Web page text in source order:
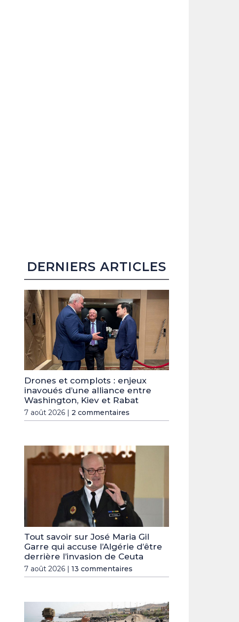
DERNIERS ARTICLES
Drones et complots : enjeux
inavoués d’une alliance entre
Washington, Kiev et Rabat
7 août 2026 | 2 commentaires
Tout savoir sur José Maria Gil
Garre qui accuse l’Algérie d’être
derrière l’invasion de Ceuta
7 août 2026 | 13 commentaires